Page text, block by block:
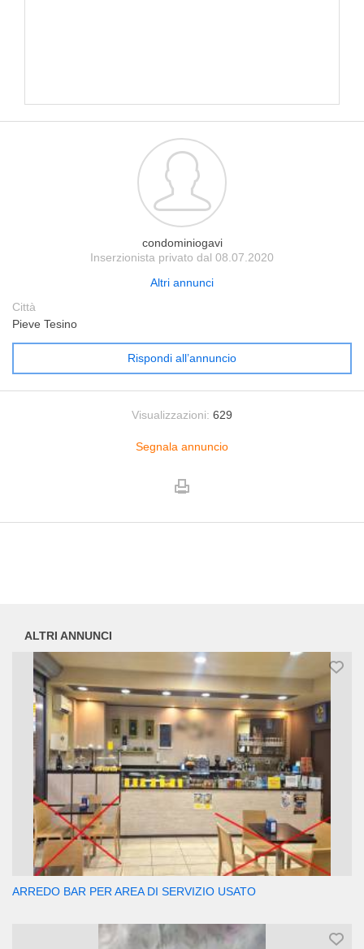
condominiogavi
Inserzionista privato dal 08.07.2020
Altri annunci
Città
Pieve Tesino
Rispondi all’annuncio
Visualizzazioni: 629
Segnala annuncio
ALTRI ANNUNCI
ARREDO BAR PER AREA DI SERVIZIO USATO